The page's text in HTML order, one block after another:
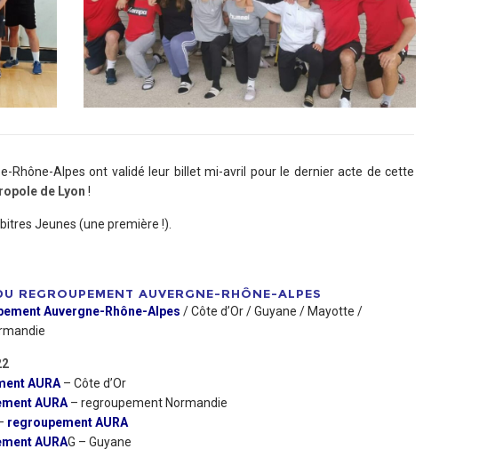
Rhône-Alpes ont validé leur billet mi-avril pour le dernier acte de cette
de Lyon !
Jeunes (une première !).
REGROUPEMENT AUVERGNE-RHÔNE-ALPES
Auvergne-Rhône-Alpes / Côte d’Or / Guyane / Mayotte /
AURA– Côte d’Or
AURA– regroupement Normandie
regroupement AURA
AURAG – Guyane